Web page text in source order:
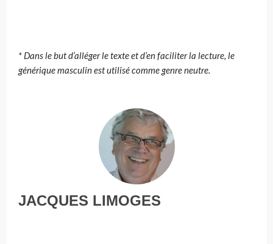
* Dans le but d’alléger le texte et d’en faciliter la lecture, le
générique masculin est utilisé comme genre neutre.
JACQUES LIMOGES